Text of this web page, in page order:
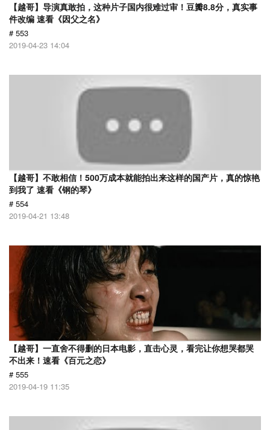
【越哥】导演真敢拍，这种片子国内很难过审！豆瓣8.8分，真实事
件改编 速看《因父之名》
# 553
2019-04-23 14:04
【越哥】不敢相信！500万成本就能拍出来这样的国产片，真的惊艳
到我了 速看《钢的琴》
# 554
2019-04-21 13:48
【越哥】一直舍不得删的日本电影，直击心灵，看完让你想哭都哭
不出来！速看《百元之恋》
# 555
2019-04-19 11:35